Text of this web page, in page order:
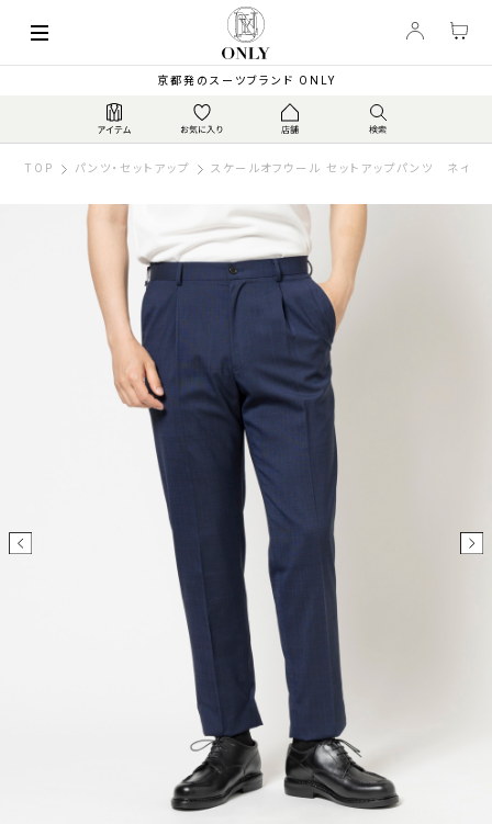
京都発のスーツブランド ONLY
TOP パンツ・セットアップ スケールオフウール セットアップパンツ ネイビ